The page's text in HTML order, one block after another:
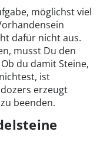
möglichst viel
dafür nicht aus.
musst Du den
du damit Steine,
ist
erzeugt
beenden.